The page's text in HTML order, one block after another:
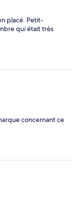
placé. Petit-
qui était très
concernant ce